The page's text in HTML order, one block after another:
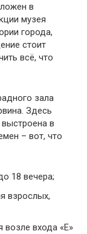
в
музея
города,
стоит
всё, что
зала
Здесь
в
– вот, что
18 вечера;
взрослых,
возле входа «Е»